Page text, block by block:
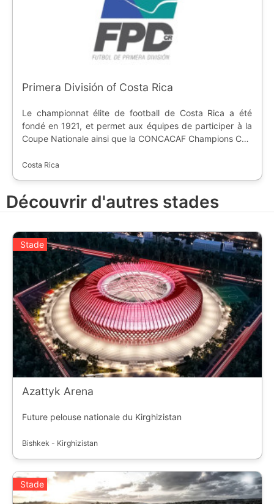
Primera División of Costa Rica
Le championnat élite de football de Costa Rica a été
fondé en 1921, et permet aux équipes de participer à la
Coupe Nationale ainsi que la CONCACAF Champions Cup
Costa Rica
Découvrir d'autres stades
Stade
Azattyk Arena
Future pelouse nationale du Kirghizistan
Bishkek - Kirghizistan
Stade